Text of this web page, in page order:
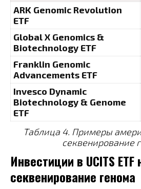
ARK Genomic Revolution
ETF
Global X Genomics &
Biotechnology ETF
Franklin Genomic
Advancements ETF
Invesco Dynamic
Biotechnology & Genome
ETF
Таблица 4. Примеры
секвенирование
Инвестиции в UCITS ETF
секвенирование генома